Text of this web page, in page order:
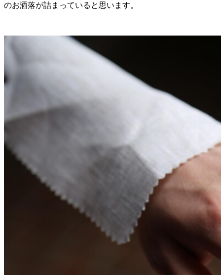
のお洒落が詰まっていると思います。